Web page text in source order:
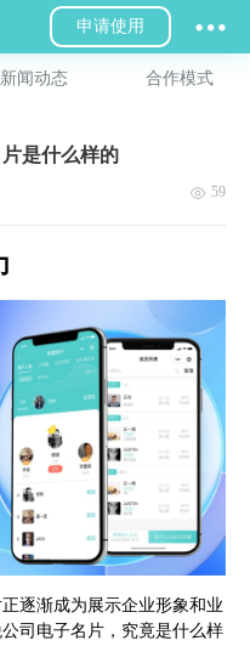
申请使用
新闻动态 合作模式
是什么样的
59
逐渐成为展示企业形象和业
司电子名片，究竟是什么样